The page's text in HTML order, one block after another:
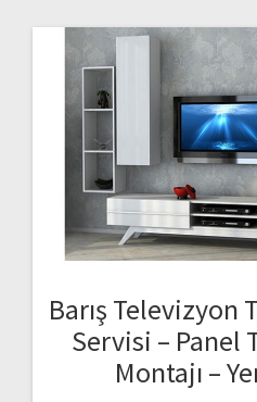
Barış Televizyon
Servisi – Panel
Montajı –